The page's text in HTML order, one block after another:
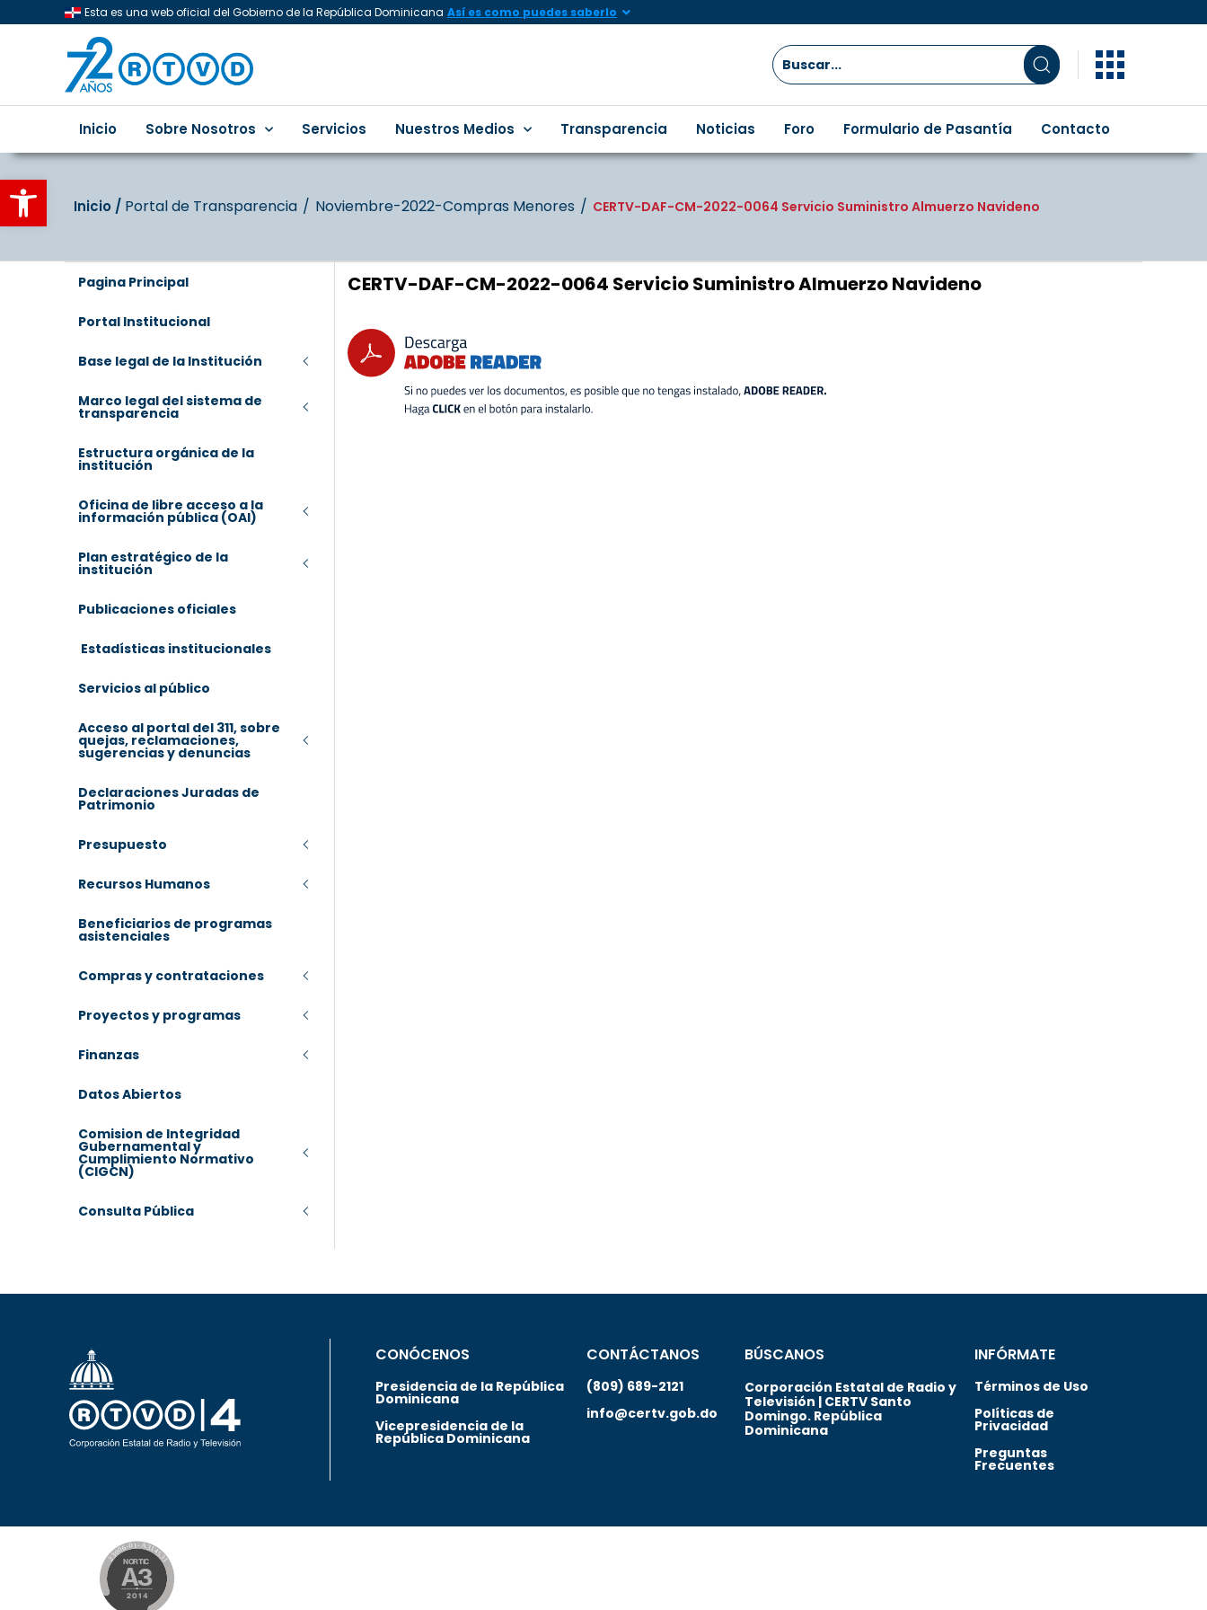
Abrir barra de herramientas
Esta es una web oficial del Gobierno de la República Dominicana Así es como puedes saberlo
Inicio Sobre Nosotros Servicios Nuestros Medios Transparencia Noticias Foro Formulario de Pasantía Contacto
Inicio‎‎ /‎ ‎ Portal de Transparencia Noviembre-2022-Compras Menores CERTV-DAF-CM-2022-0064 Servicio Suministro Almuerzo Navideno
Pagina Principal
Portal Institucional
Base legal de la Institución
Marco legal del sistema de
transparencia
Estructura orgánica de la
institución
Oficina de libre acceso a la
información pública (OAI)
Plan estratégico de la
institución
Publicaciones oficiales
Estadísticas institucionales
Servicios al público
Acceso al portal del 311, sobre
quejas, reclamaciones,
sugerencias y denuncias
Declaraciones Juradas de
Patrimonio
Presupuesto
Recursos Humanos
Beneficiarios de programas
asistenciales
Compras y contrataciones
Proyectos y programas
Finanzas
Datos Abiertos
Comision de Integridad
Gubernamental y
Cumplimiento Normativo
(CIGCN)
Consulta Pública
CERTV-DAF-CM-2022-0064 Servicio Suministro Almuerzo Navideno
CONÓCENOS
Presidencia de la República
Dominicana
Vicepresidencia de la
República Dominicana
CONTÁCTANOS
(809) 689-2121
info@certv.gob.do
BÚSCANOS
Corporación Estatal de Radio y
Televisión | CERTV Santo
Domingo. República
Dominicana
INFÓRMATE
Términos de Uso
Políticas de
Privacidad
Preguntas
Frecuentes